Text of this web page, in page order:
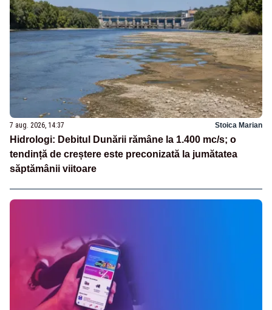
7 aug. 2026, 14:37 Stoica Marian
Hidrologi: Debitul Dunării rămâne la 1.400 mc/s; o
tendință de creștere este preconizată la jumătatea
săptămânii viitoare